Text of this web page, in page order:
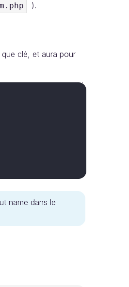
).
clé, et aura pour
name dans le